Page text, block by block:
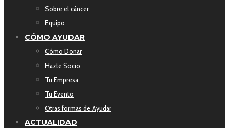
Sobre el cáncer
Equipo
CÓMO AYUDAR
Cómo Donar
Hazte Socio
Tu Empresa
Tu Evento
Otras formas de Ayudar
ACTUALIDAD